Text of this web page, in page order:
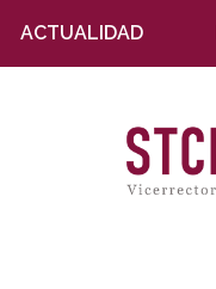
ACTUALIDAD